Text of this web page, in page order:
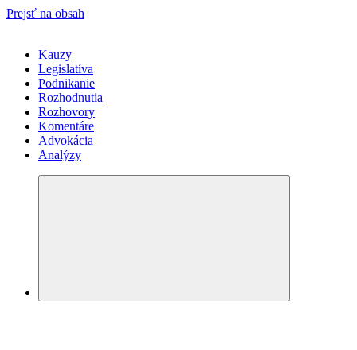
Prejsť na obsah
Kauzy
Legislatíva
Podnikanie
Rozhodnutia
Rozhovory
Komentáre
Advokácia
Analýzy